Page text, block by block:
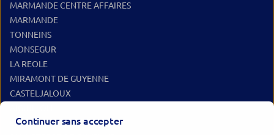
MARMANDE CENTRE AFFAIRES
MARMANDE
TONNEINS
MONSEGUR
LA REOLE
MIRAMONT DE GUYENNE
CASTELJALOUX
EYMET
Continuer sans accepter